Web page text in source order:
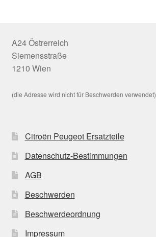
A24 Östrerreich
Siemensstraße
1210 Wien
(die Adresse wird nicht für Beschwerden verwendet)
Citroën Peugeot Ersatzteile
Datenschutz-Bestimmungen
AGB
Beschwerden
Beschwerdeordnung
Impressum